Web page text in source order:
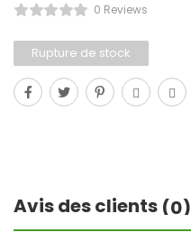
0 Reviews
Rupture de stock
Avis des clients (0)